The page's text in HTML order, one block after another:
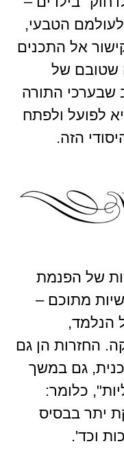
הטבעי,
אל התכנים
שטובם של
שבערכי התורה
לפועל ולפתח
הזה.
של הפנמת
מתוכם –
הנלמד,
החזרות הן גם
גם במשך
כלומר:
יתר בבסיס
וכד'.